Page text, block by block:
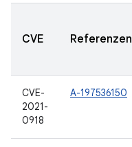
CVE Referenzen
CVE-
2021-
0918
A-197536150